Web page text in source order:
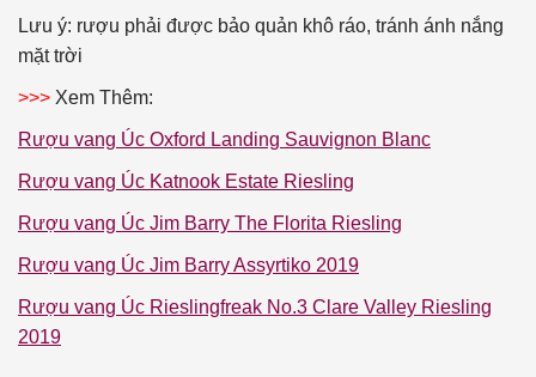
Lưu ý: rượu phải được bảo quản khô ráo, tránh ánh nắng
mặt trời
>>> Xem Thêm:
Rượu vang Úc Oxford Landing Sauvignon Blanc
Rượu vang Úc Katnook Estate Riesling
Rượu vang Úc Jim Barry The Florita Riesling
Rượu vang Úc Jim Barry Assyrtiko 2019
Rượu vang Úc Rieslingfreak No.3 Clare Valley Riesling
2019